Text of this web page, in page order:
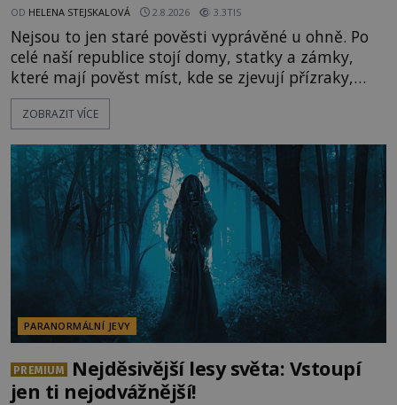
OD HELENA STEJSKALOVÁ 2.8.2026 3.3TIS
Nejsou to jen staré pověsti vyprávěné u ohně. Po
celé naší republice stojí domy, statky a zámky,
které mají pověst míst, kde se zjevují přízraky,
ozývají nevysvětlitelné zvuky nebo se dějí podivné
jevy. Zatímco historici většinou hledají racionální
lokality vykazují nápadně podobná svědectví po
celé generace. A právě tato opakující se svědectví
ZOBRAZIT VÍCE
PARANORMÁLNÍ JEVY
PREMIUM
Nejděsivější lesy světa: Vstoupí
jen ti nejodvážnější!